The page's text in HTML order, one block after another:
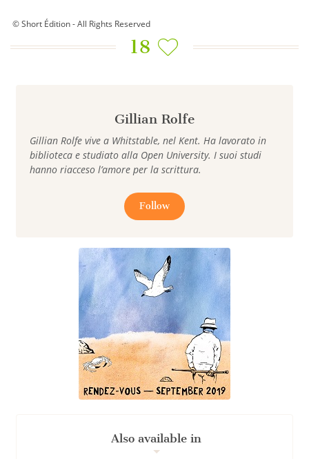
Gillian Rolfe
Gillian Rolfe vive a Whitstable, nel Kent. Ha lavorato in
biblioteca e studiato alla Open University. I suoi studi
hanno riacceso l’amore per la scrittura.
Follow
Also available in
© Short Édition - All Rights Reserved
18